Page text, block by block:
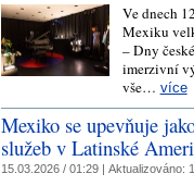
Ve dnech
Mexiku
– Dny
imerzivní
vše… více
Mexiko se upevňuje
služeb v Latinské
15.03.2026 / 01:29 | Aktualizováno: